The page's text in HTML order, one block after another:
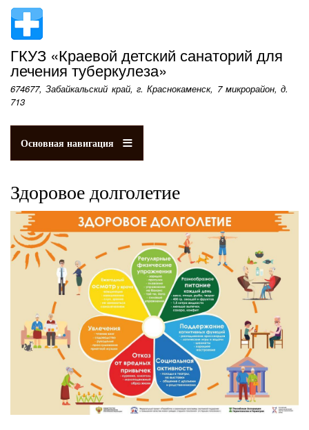
содержанию
ГКУЗ «Краевой детский санаторий для
лечения туберкулеза»
674677, Забайкальский край, г. Краснокаменск, 7 микрорайон, д.
713
Основная навигация
Здоровое долголетие